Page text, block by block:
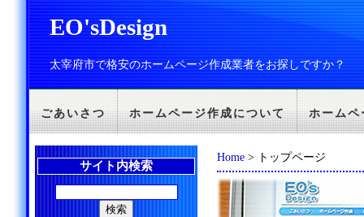
EO'sDesign
太宰府市で格安のホームページ作成業者をお探しですか？
ごあいさつ ホームページ作成について ホームペ
Home > トップページ
サイト内検索